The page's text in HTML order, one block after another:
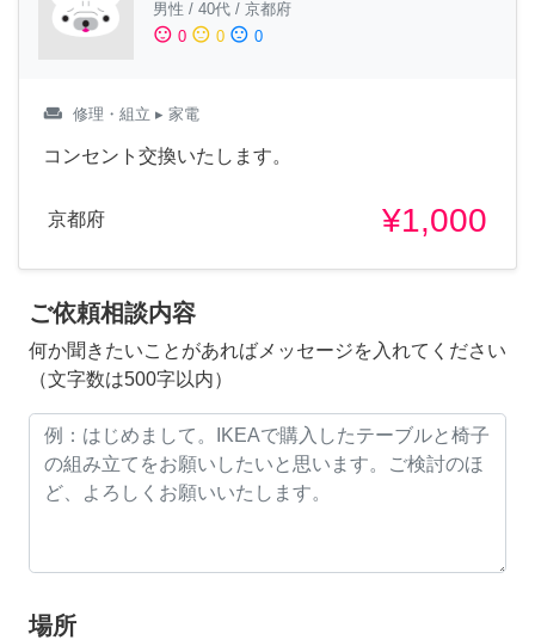
男性 / 40代 / 京都府
sentiment_satisfied 0 sentiment_neutral 0 sentiment_dissatisfied 0
weekend 修理・組立 ▸ 家電
コンセント交換いたします。
京都府 ¥1,000
ご依頼相談内容
何か聞きたいことがあればメッセージを入れてください
（文字数は500字以内）
場所